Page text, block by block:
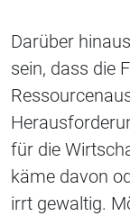
Darüber
sein, dass die
für die
käme davon
irrt gewaltig.